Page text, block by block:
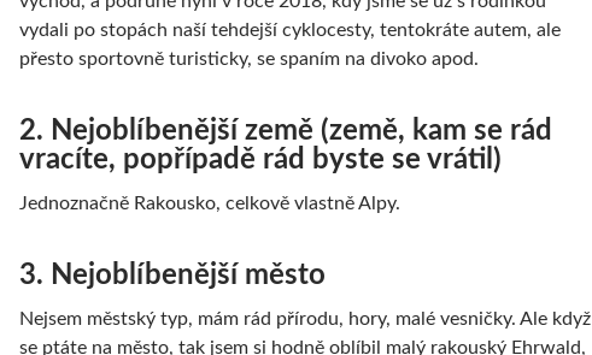
vydali po stopách naší tehdejší cyklocesty, tentokráte autem, ale
přesto sportovně turisticky, se spaním na divoko apod.
2. Nejoblíbenější země (země, kam se rád
vracíte, popřípadě rád byste se vrátil)
Jednoznačně Rakousko, celkově vlastně Alpy.
3. Nejoblíbenější město
Nejsem městský typ, mám rád přírodu, hory, malé vesničky. Ale když
se ptáte na město, tak jsem si hodně oblíbil malý rakouský Ehrwald,